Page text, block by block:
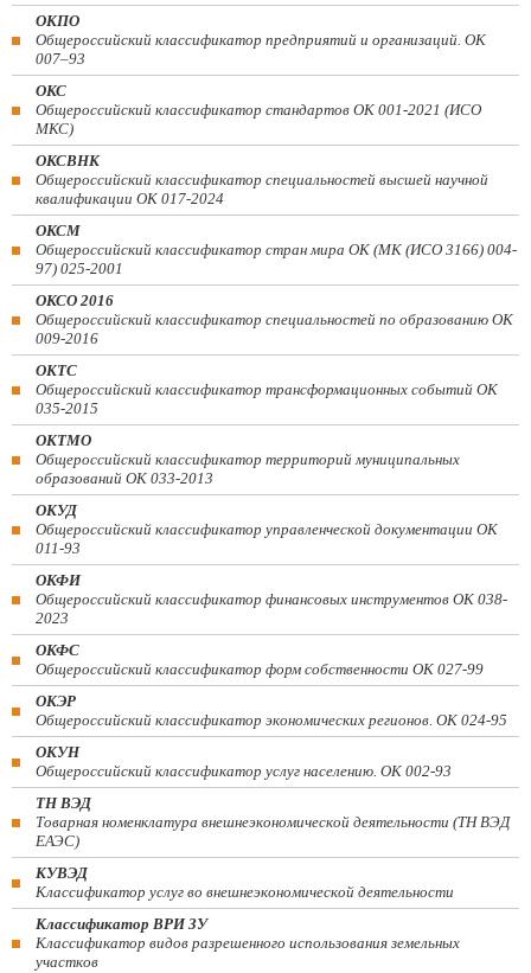
ОКПО
Общероссийский классификатор предприятий и организаций. ОК
007–93
ОКС
Общероссийский классификатор стандартов ОК 001-2021 (ИСО
МКС)
ОКСВНК
Общероссийский классификатор специальностей высшей научной
квалификации ОК 017-2024
ОКСМ
Общероссийский классификатор стран мира ОК (МК (ИСО 3166) 004-
97) 025-2001
ОКСО 2016
Общероссийский классификатор специальностей по образованию ОК
009-2016
ОКТС
Общероссийский классификатор трансформационных событий ОК
035-2015
ОКТМО
Общероссийский классификатор территорий муниципальных
образований ОК 033-2013
ОКУД
Общероссийский классификатор управленческой документации ОК
011-93
ОКФИ
Общероссийский классификатор финансовых инструментов OK 038-
2023
ОКФС
Общероссийский классификатор форм собственности ОК 027-99
ОКЭР
Общероссийский классификатор экономических регионов. ОК 024-95
ОКУН
Общероссийский классификатор услуг населению. ОК 002-93
ТН ВЭД
Товарная номенклатура внешнеэкономической деятельности (ТН ВЭД
ЕАЭС)
КУВЭД
Классификатор услуг во внешнеэкономической деятельности
Классификатор ВРИ ЗУ
Классификатор видов разрешенного использования земельных
участков